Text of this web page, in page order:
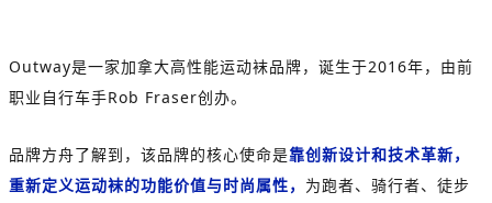
Outway是一家加拿大高性能运动袜品牌，诞生于2016年，由前
职业自行车手Rob Fraser创办。
品牌方舟了解到，该品牌的核心使命是靠创新设计和技术革新，
重新定义运动袜的功能价值与时尚属性， 为跑者、骑行者、徒步